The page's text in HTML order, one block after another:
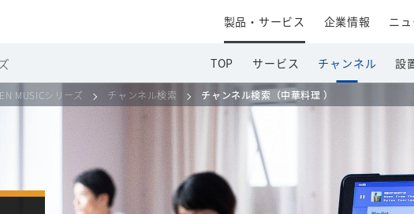
TOP サービス チャンネル 設
製品・サービス 企業情報 ニ
MUSICシリーズ チャンネル検索 チャンネル検索（中華料理 ）